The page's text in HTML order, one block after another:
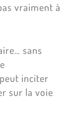
vraiment à
sans
inciter
sur la voie